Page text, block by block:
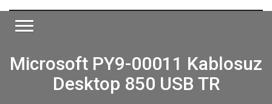
Microsoft PY9-00011 Kablosuz
Desktop 850 USB TR